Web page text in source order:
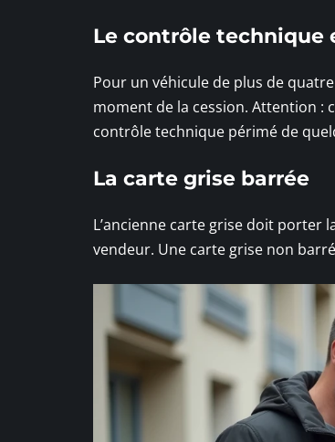
Le contrôle technique
Pour un véhicule de plus de
moment de la cession. Attention :
contrôle technique périmé de
La carte grise barrée
L’ancienne carte grise doit porter
vendeur. Une carte grise non